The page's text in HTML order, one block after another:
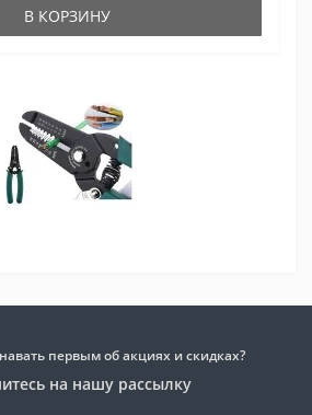
В КОРЗИНУ
первым об акциях и скидках?
на нашу рассылку